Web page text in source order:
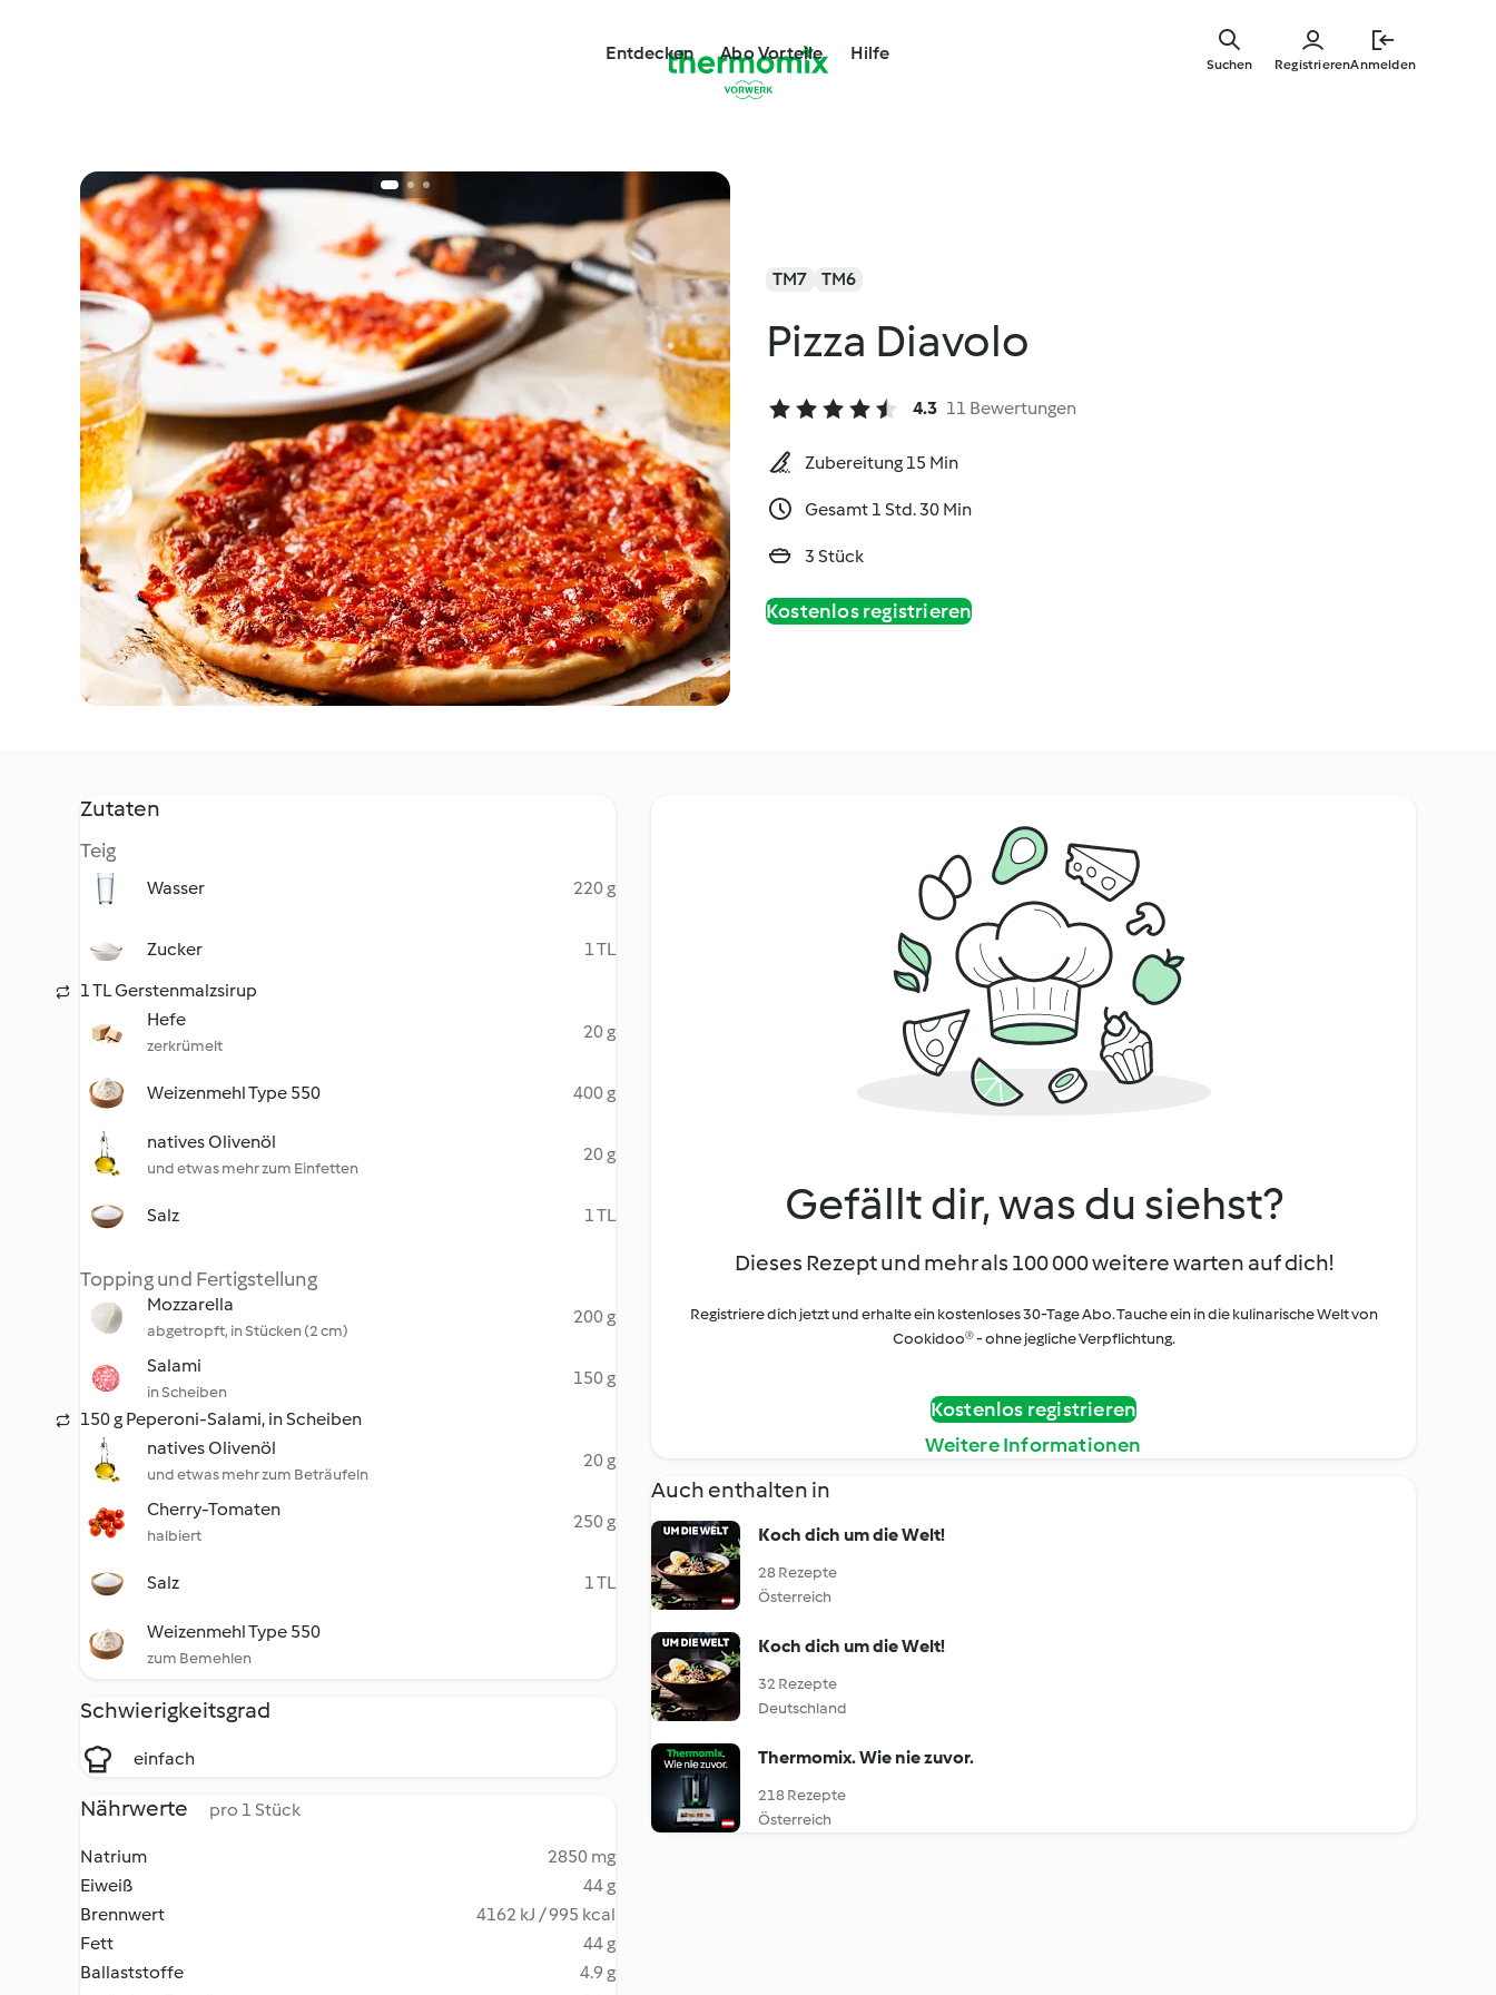
Entdecken Abo Vorteile Hilfe
RegistrierenAnmelden
Suchen
TM7 TM6
Pizza Diavolo
4.3 11 Bewertungen
Zubereitung 15 Min
Gesamt 1 Std. 30 Min
3 Stück
Kostenlos registrieren
Zutaten
Teig
Wasser 220 g
Zucker
1 TL
1 TL Gerstenmalzsirup
Hefe
zerkrümelt
20 g
Weizenmehl Type 550 400 g
natives Olivenöl
und etwas mehr zum Einfetten
20 g
Salz 1 TL
Topping und Fertigstellung
Mozzarella
abgetropft, in Stücken (2 cm)
200 g
Salami
in Scheiben
150 g
150 g Peperoni-Salami, in Scheiben
natives Olivenöl
und etwas mehr zum Beträufeln
20 g
Cherry-Tomaten
halbiert
250 g
Salz 1 TL
Weizenmehl Type 550
zum Bemehlen
Schwierigkeitsgrad
einfach
Nährwerte pro 1 Stück
Natrium
2850 mg
Eiweiß
44 g
Brennwert
4162 kJ / 995 kcal
Fett
44 g
Ballaststoffe
4.9 g
Gefällt dir, was du siehst?
Dieses Rezept und mehr als 100 000 weitere warten auf dich!
Registriere dich jetzt und erhalte ein kostenloses 30-Tage Abo. Tauche ein in die kulinarische Welt von
Cookidoo® - ohne jegliche Verpflichtung.
Kostenlos registrieren
Weitere Informationen
Auch enthalten in
Koch dich um die Welt!
28 Rezepte
Österreich
Koch dich um die Welt!
32 Rezepte
Deutschland
Thermomix. Wie nie zuvor.
218 Rezepte
Österreich